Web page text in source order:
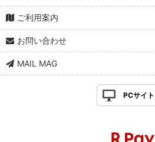
ご利用案内
お問い合わせ
MAIL MAG
PCサイト